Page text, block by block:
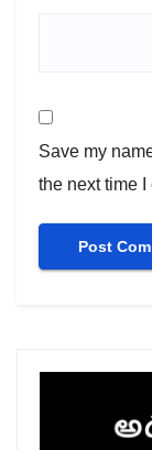
Save my
the next time I